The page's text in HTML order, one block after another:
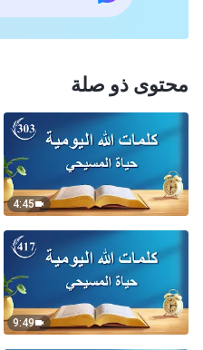
محتوى ذو صلة
4:45
9:49